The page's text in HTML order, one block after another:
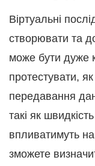
Віртуальні
створювати та
може бути дуже
протестувати,
передавання
такі як
впливатимуть
зможете